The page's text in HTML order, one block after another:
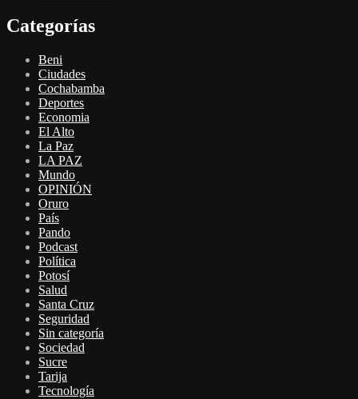
Categorías
Beni
Ciudades
Cochabamba
Deportes
Economia
El Alto
La Paz
LA PAZ
Mundo
OPINIÓN
Oruro
País
Pando
Podcast
Política
Potosí
Salud
Santa Cruz
Seguridad
Sin categoría
Sociedad
Sucre
Tarija
Tecnología